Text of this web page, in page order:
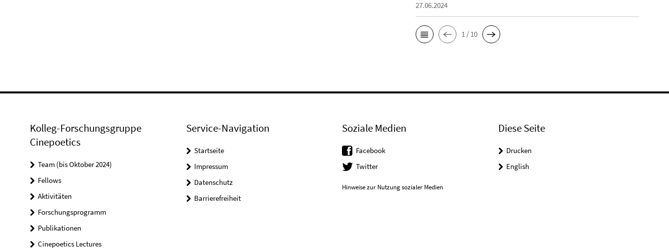
27.06.2024
1 / 10
Kolleg-Forschungsgruppe
Cinepoetics
Team (bis Oktober 2024)
Fellows
Aktivitäten
Forschungsprogramm
Publikationen
Cinepoetics Lectures
Service-Navigation
Startseite
Impressum
Datenschutz
Barrierefreiheit
Soziale Medien
Facebook
Twitter
Hinweise zur Nutzung sozialer Medien
Diese Seite
Drucken
English